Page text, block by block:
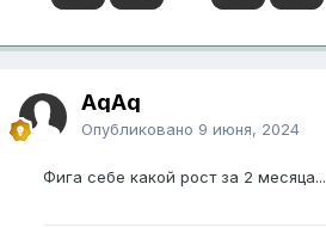
AqAq
Опубликовано 9 июня, 2024
Фига себе какой рост за 2 месяца...